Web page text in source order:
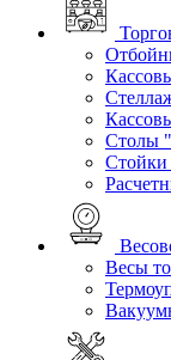
Столы
Стойки
Весы